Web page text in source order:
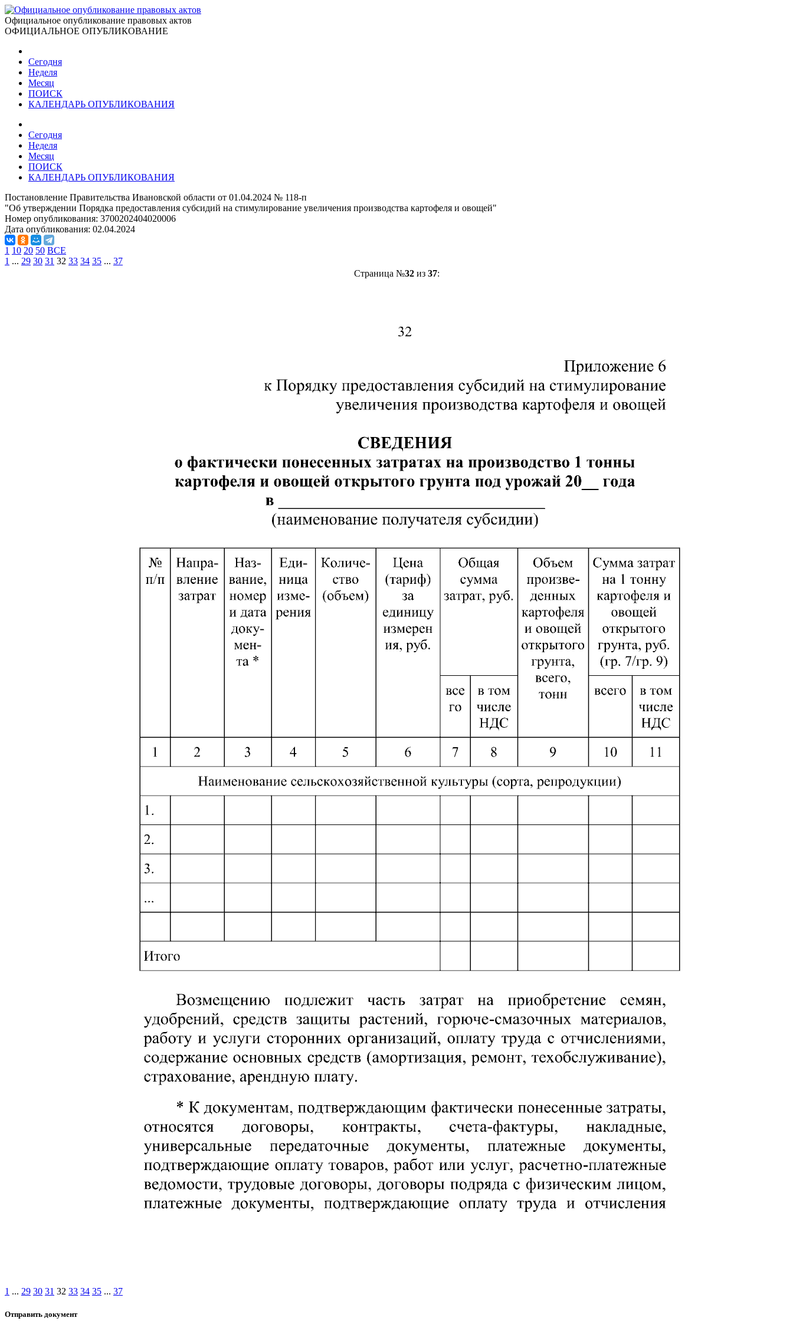
Официальное опубликование правовых актов
ОФИЦИАЛЬНОЕ ОПУБЛИКОВАНИЕ
Сегодня
Неделя
Месяц
ПОИСК
КАЛЕНДАРЬ ОПУБЛИКОВАНИЯ
Сегодня
Неделя
Месяц
ПОИСК
КАЛЕНДАРЬ ОПУБЛИКОВАНИЯ
Постановление Правительства Ивановской области от 01.04.2024 № 118-п
"Об утверждении Порядка предоставления субсидий на стимулирование увеличения производства картофеля и овощей"
Номер опубликования: 3700202404020006
Дата опубликования: 02.04.2024
1 10 20 50 ВСЕ
1 ... 29 30 31 32 33 34 35 ... 37
Страница №32из 37:
1 ... 29 30 31 32 33 34 35 ... 37
Отправить документ